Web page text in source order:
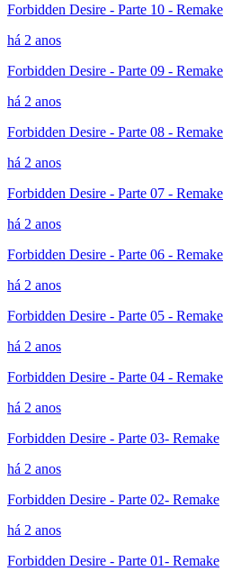
Forbidden Desire - Parte 10 - Remake
há 2 anos
Forbidden Desire - Parte 09 - Remake
há 2 anos
Forbidden Desire - Parte 08 - Remake
há 2 anos
Forbidden Desire - Parte 07 - Remake
há 2 anos
Forbidden Desire - Parte 06 - Remake
há 2 anos
Forbidden Desire - Parte 05 - Remake
há 2 anos
Forbidden Desire - Parte 04 - Remake
há 2 anos
Forbidden Desire - Parte 03- Remake
há 2 anos
Forbidden Desire - Parte 02- Remake
há 2 anos
Forbidden Desire - Parte 01- Remake